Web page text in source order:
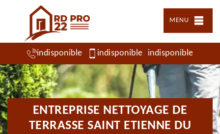
MENU
indisponible indisponible indisponible
ENTREPRISE NETTOYAGE DE
TERRASSE SAINT ETIENNE DU